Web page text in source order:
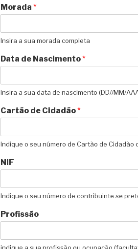
Morada *
Insira a sua morada completa
Data de Nascimento*
Insira a sua data de nascimento (DD//MM/
Cartão de Cidadão*
Indique o seu número de Cartão de Cidadão
NIF
Indique o seu número de contribuinte se
Profissão
indique a sua profissão ou ocupação